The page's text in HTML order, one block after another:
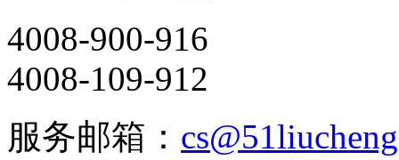
4008-900-916
4008-109-912
服务邮箱：